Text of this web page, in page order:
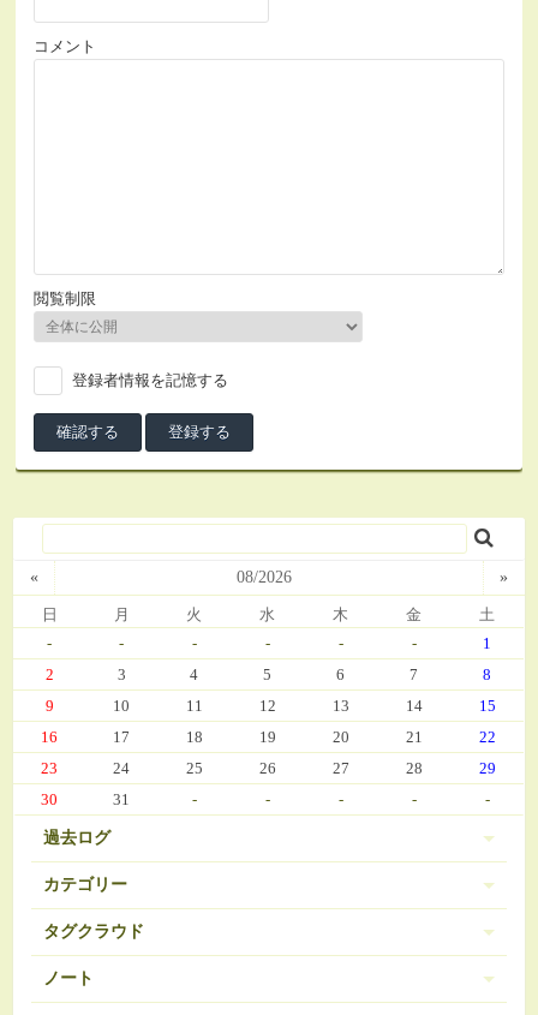
コメント
閲覧制限
登録者情報を記憶する
« 08/2026 »
日 月 火 水 木 金 土
- - - - - -
1
2
3 4 5 6 7
8
9
10 11 12 13 14
15
16
17 18 19 20 21
22
23
24 25 26 27 28
29
30
31 - - - - -
過去ログ
カテゴリー
伊豆 (303)
日常 (560)
タグクラウド
BRAVELY DEFAULT
SDガンダム お弁当
ノート